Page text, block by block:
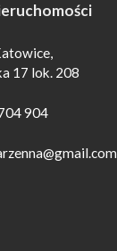
17 lok. 208
904